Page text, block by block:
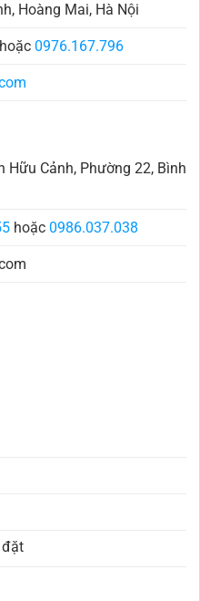
Hoàng Mai, Hà Nội
hoặc 0976.167.796
Cảnh, Phường 22, Bình
hoặc 0986.037.038
đặt